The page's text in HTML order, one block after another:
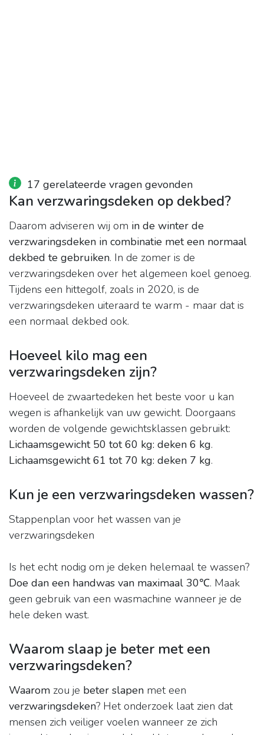
17 gerelateerde vragen gevonden
Kan verzwaringsdeken op dekbed?
Daarom adviseren wij om in de winter de
verzwaringsdeken in combinatie met een normaal
dekbed te gebruiken. In de zomer is de
verzwaringsdeken over het algemeen koel genoeg.
Tijdens een hittegolf, zoals in 2020, is de
verzwaringsdeken uiteraard te warm - maar dat is
een normaal dekbed ook.
Hoeveel kilo mag een
verzwaringsdeken zijn?
Hoeveel de zwaartedeken het beste voor u kan
wegen is afhankelijk van uw gewicht. Doorgaans
worden de volgende gewichtsklassen gebruikt:
Lichaamsgewicht 50 tot 60 kg: deken 6 kg.
Lichaamsgewicht 61 tot 70 kg: deken 7 kg.
Kun je een verzwaringsdeken wassen?
Stappenplan voor het wassen van je
verzwaringsdeken
Is het echt nodig om je deken helemaal te wassen?
Doe dan een handwas van maximaal 30℃. Maak
geen gebruik van een wasmachine wanneer je de
hele deken wast.
Waarom slaap je beter met een
verzwaringsdeken?
Waarom zou je beter slapen met een
verzwaringsdeken? Het onderzoek laat zien dat
mensen zich veiliger voelen wanneer ze zich